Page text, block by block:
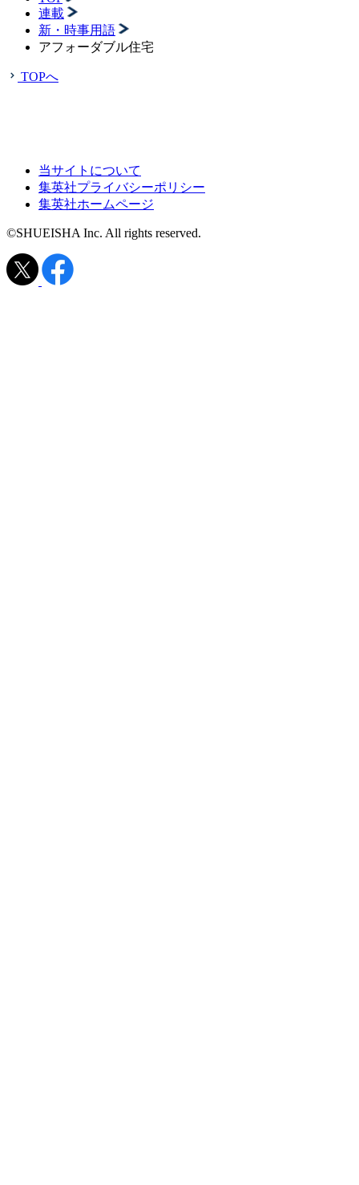
連載
新・時事用語
アフォーダブル住宅
TOPへ
当サイトについて
集英社プライバシーポリシー
集英社ホームページ
©SHUEISHA Inc. All rights reserved.